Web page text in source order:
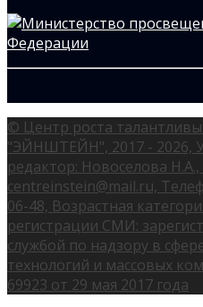
© Центр роста
"ЭЙНШТЕЙН", 2017 - 2026,
редактор: Новоселова
centreinstein@mail.ru,
06-48, Возрастная
регистрации СМИ:
службой по надзору в
технологий и массовых
69923 от 29 мая 2017 года